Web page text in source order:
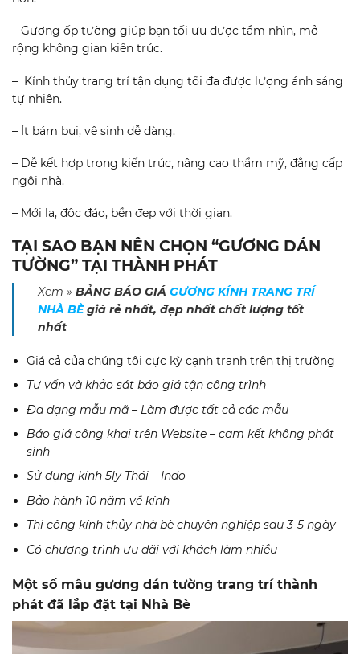
– Gương ốp tường giúp bạn tối ưu được tầm nhìn, mở
rộng không gian kiến trúc.
– Kính thủy trang trí tận dụng tối đa được lượng ánh sáng
tự nhiên.
– Ít bám bụi, vệ sinh dễ dàng.
– Dễ kết hợp trong kiến trúc, nâng cao thẩm mỹ, đẳng cấp
ngôi nhà.
– Mới lạ, độc đáo, bền đẹp với thời gian.
TẠI SAO BẠN NÊN CHỌN “GƯƠNG DÁN
TƯỜNG” TẠI THÀNH PHÁT
Xem » BẢNG BÁO GIÁ GƯƠNG KÍNH TRANG TRÍ
NHÀ BÈgiá rẻ nhất, đẹp nhất chất lượng tốt
nhất
Giá cả của chúng tôi cực kỳ cạnh tranh trên thị trường
Tư vấn và khảo sát báo giá tận công trình
Đa dạng mẫu mã – Làm được tất cả các mẫu
Báo giá công khai trên Website – cam kết không phát
sinh
Sử dụng kính 5ly Thái – Indo
Bảo hành 10 năm về kính
Thi công kính thủy nhà bè chuyên nghiệp sau 3-5 ngày
Có chương trình ưu đãi với khách làm nhiều
Một số mẫu gương dán tường trang trí thành
phát đã lắp đặt tại Nhà Bè